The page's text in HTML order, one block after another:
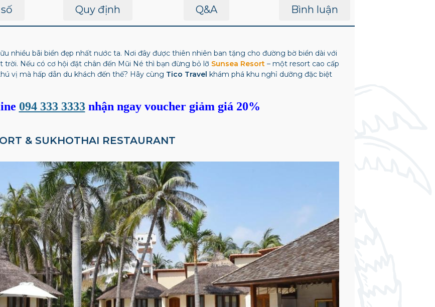
Quy định Q&A Bình luận
nhiều bãi biển đẹp nhất nước ta. Nơi đây được thiên nhiên ban tặng cho đường bờ biển dài với
Nếu có cơ hội đặt chân đến Mũi Né thì bạn đừng bỏ lỡ Sunsea Resort– một resort cao cấp
vị mà hấp dẫn du khách đến thế? Hãy cùng Tico Travel khám phá khu nghỉ dưỡng đặc biệt
094 333 3333 nhận ngay voucher giảm giá 20%
& SUKHOTHAI RESTAURANT